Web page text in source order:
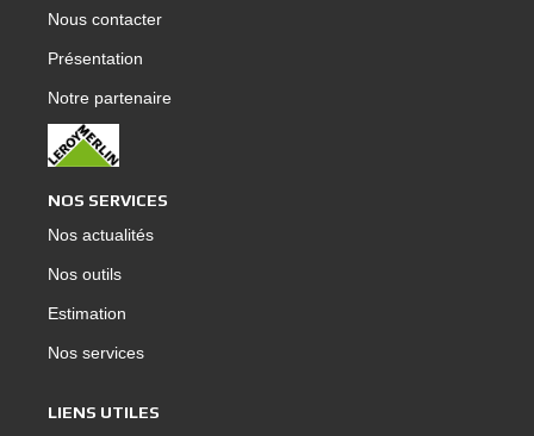
Nous contacter
Présentation
Notre partenaire
NOS SERVICES
Nos actualités
Nos outils
Estimation
Nos services
LIENS UTILES